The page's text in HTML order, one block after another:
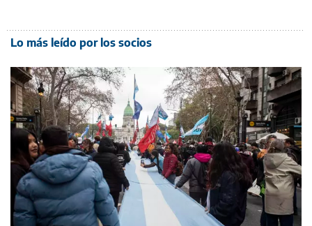
Lo más leído por los socios